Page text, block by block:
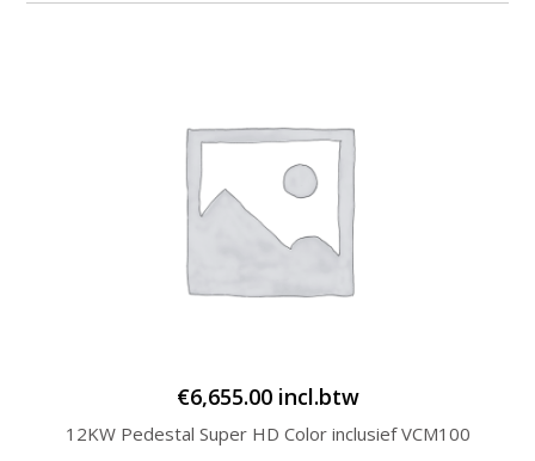
€6,655.00 incl.btw
12KW Pedestal Super HD Color inclusief VCM100